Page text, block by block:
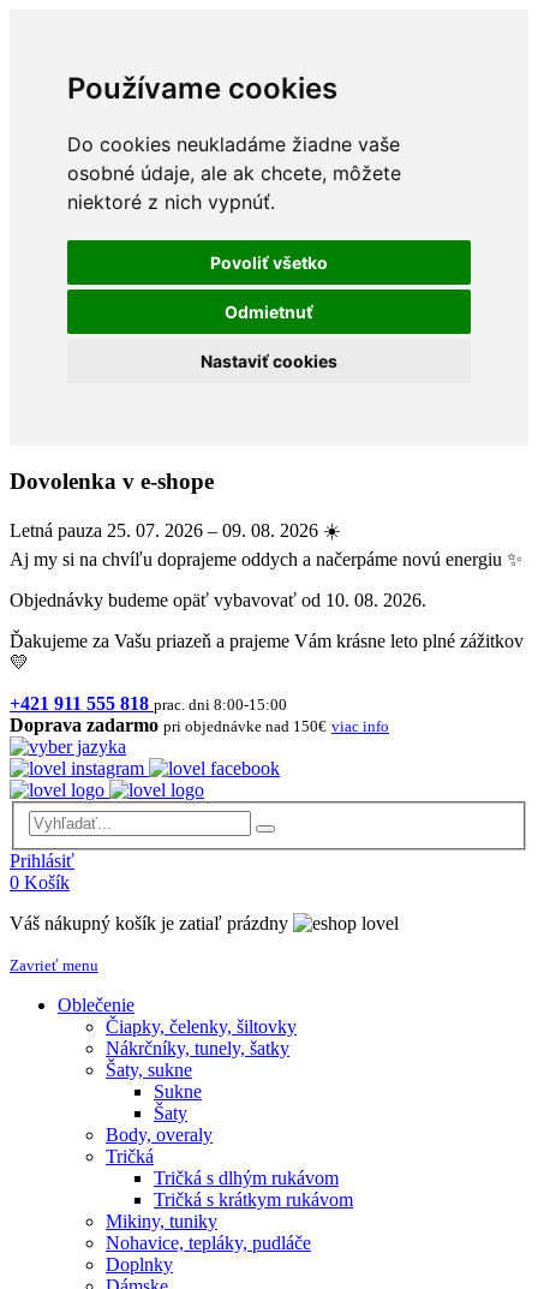
Používame cookies
Do cookies neukladáme žiadne vaše
osobné údaje, ale ak chcete, môžete
niektoré z nich vypnúť.
Povoliť všetko
Odmietnuť
Nastaviť cookies
Dovolenka v e-shope
Letná pauza 25. 07. 2026 – 09. 08. 2026 ☀️
Aj my si na chvíľu doprajeme oddych a načerpáme novú energiu ✨
Objednávky budeme opäť vybavovať od 10. 08. 2026.
Ďakujeme za Vašu priazeň a prajeme Vám krásne leto plné zážitkov
💛
+421 911 555 818 prac. dni 8:00-15:00
Doprava zadarmo pri objednávke nad 150€ viac info
Prihlásiť
0 Košík
Váš nákupný košík je zatiaľ prázdny
Zavrieť menu
Oblečenie
Čiapky, čelenky, šiltovky
Nákrčníky, tunely, šatky
Šaty, sukne
Sukne
Šaty
Body, overaly
Tričká
Tričká s dlhým rukávom
Tričká s krátkym rukávom
Mikiny, tuniky
Nohavice, tepláky, pudláče
Doplnky